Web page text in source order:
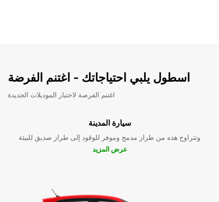
اسطول يلبي احتياجاتك - اغتنم الفرضة
اغتنم الفرصة لاختبار الموديلات الجديدة
سيارة المدينة
وتتراوح هذه من طراز مدمج وموفر للوقود إلى طراز صديق للبيئة
عرض المزيد